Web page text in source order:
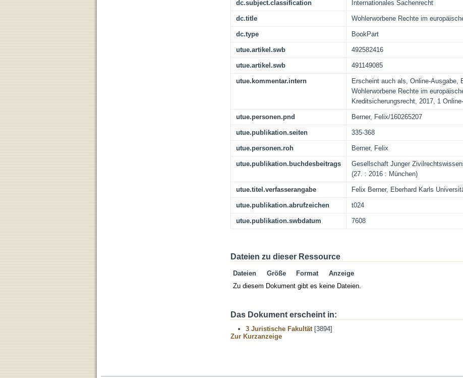
dc.subject.classification Internationales Sachenrecht
dc.title Wohlerworbene Rechte im
dc.type BookPart
utue.artikel.swb 492582416
utue.artikel.swb 491149085
utue.kommentar.intern
Erscheint auch als, Online-Ausgabe,
Wohlerworbene Rechte im
Kreditsicherungsrecht, 2017, 1
utue.personen.pnd Berner, Felix/160265207
utue.publikation.seiten 335-368
utue.personen.roh Berner, Felix
utue.publikation.buchdesbeitrags
Gesellschaft Junger
(27. : 2016 : München)
utue.titel.verfasserangabe Felix Berner, Eberhard Karls
utue.publikation.abrufzeichen t024
utue.publikation.swbdatum 7608
Dateien zu dieser Ressource
Dateien Größe Format
Anzeige
Zu diesem Dokument gibt es keine Dateien.
Das Dokument erscheint in:
3 Juristische Fakultät[3894]
Zur Kurzanzeige